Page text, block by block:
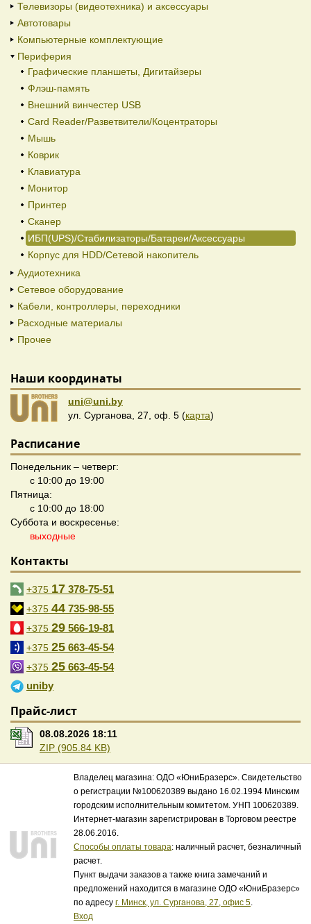
Телевизоры (видеотехника) и аксессуары
Автотовары
Компьютерные комплектующие
Периферия
Графические планшеты, Дигитайзеры
Флэш-память
Внешний винчестер USB
Card Reader/Разветвители/Коцентраторы
Мышь
Коврик
Клавиатура
Монитор
Принтер
Сканер
ИБП(UPS)/Стабилизаторы/Батареи/Аксессуары
Корпус для HDD/Cетевой накопитель
Аудиотехника
Сетевое оборудование
Кабели, контроллеры, переходники
Расходные материалы
Прочее
Наши координаты
uni@uni.by
ул. Сурганова, 27, оф. 5 (карта)
Расписание
Понедельник – четверг:
с 10:00 до 19:00
Пятница:
с 10:00 до 18:00
Суббота и воскресенье:
выходные
Контакты
+375 17 378-75-51
+375 44 735-98-55
+375 29 566-19-81
+375 25 663-45-54
+375 25 663-45-54
uniby
Прайс-лист
08.08.2026 18:11
ZIP (905.84 KB)
Владелец магазина: ОДО «ЮниБразерс». Свидетельство
о регистрации №100620389 выдано 16.02.1994 Минским
городским исполнительным комитетом. УНП 100620389.
Интернет-магазин зарегистрирован в Торговом реестре
28.06.2016.
Способы оплаты товара: наличный расчет, безналичный
расчет.
Пункт выдачи заказов а также книга замечаний и
предложений находится в магазине ОДО «ЮниБразерс»
по адресу г. Минск, ул. Сурганова, 27, офис 5.
Вход